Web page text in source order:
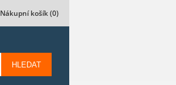
Nákupní košík(0)
HLEDAT